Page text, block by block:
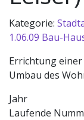
Kategorie:
1.06.09 Bau-
Errichtung einer
Umbau des
Jahr
Laufende